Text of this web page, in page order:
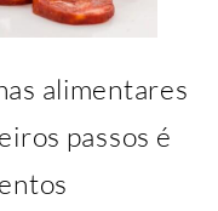
alimentares
passos é